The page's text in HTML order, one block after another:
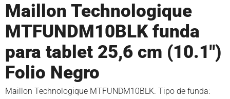
Maillon Technologique
MTFUNDM10BLK funda
para tablet 25,6 cm (10.1″)
Folio Negro
Maillon Technologique MTFUNDM10BLK. Tipo de funda: